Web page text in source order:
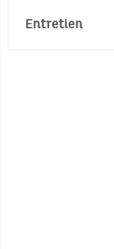
Entretien